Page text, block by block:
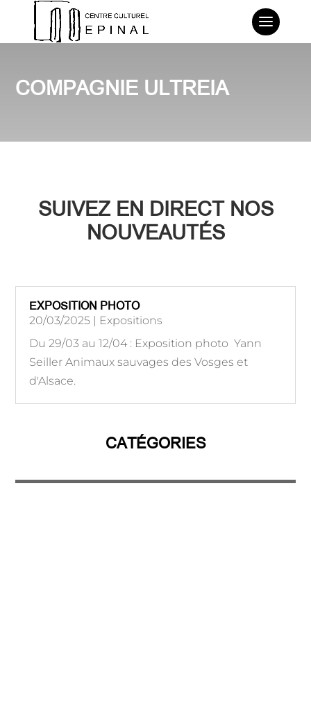
COMPAGNIE ULTREIA
SUIVEZ EN DIRECT NOS
NOUVEAUTÉS
EXPOSITION PHOTO
20/03/2025 | Expositions
Du 29/03 au 12/04 : Exposition photo Yann
Seiller Animaux sauvages des Vosges et
d'Alsace.
CATÉGORIES